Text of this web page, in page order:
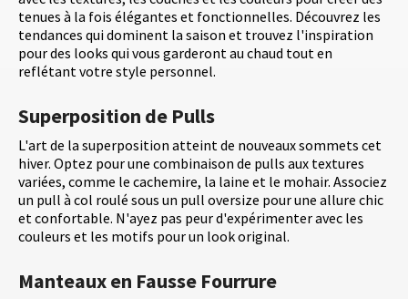
tenues à la fois élégantes et fonctionnelles. Découvrez les
tendances qui dominent la saison et trouvez l'inspiration
pour des looks qui vous garderont au chaud tout en
reflétant votre style personnel.
Superposition de Pulls
L'art de la superposition atteint de nouveaux sommets cet
hiver. Optez pour une combinaison de pulls aux textures
variées, comme le cachemire, la laine et le mohair. Associez
un pull à col roulé sous un pull oversize pour une allure chic
et confortable. N'ayez pas peur d'expérimenter avec les
couleurs et les motifs pour un look original.
Manteaux en Fausse Fourrure